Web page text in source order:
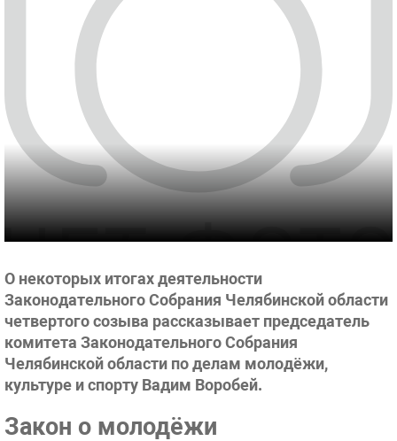
О некоторых итогах деятельности
Законодательного Собрания Челябинской области
четвертого созыва рассказывает председатель
комитета Законодательного Собрания
Челябинской области по делам молодёжи,
культуре и спорту Вадим Воробей.
Закон о молодёжи